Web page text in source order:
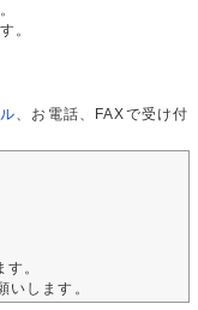
。
、お電話、FAXで受け付
。
します。